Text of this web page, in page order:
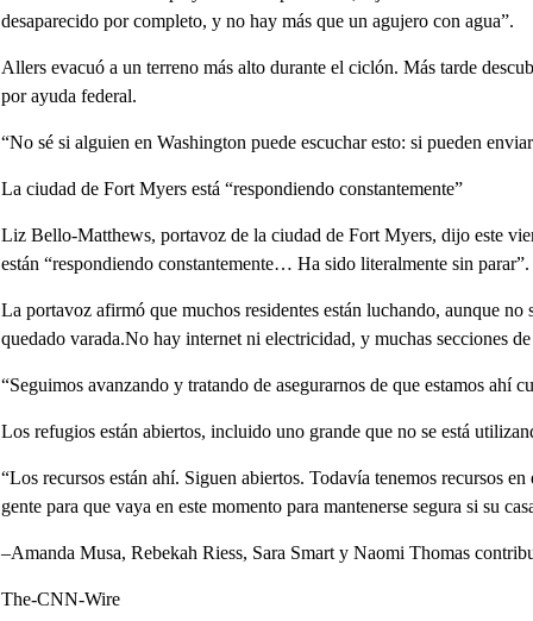
desaparecido por completo, y no hay más que un agujero con agua”.
Allers evacuó a un terreno más alto durante el ciclón. Más tarde
por ayuda federal.
“No sé si alguien en Washington puede escuchar esto: si pueden
La ciudad de Fort Myers está “respondiendo constantemente”
Liz Bello-Matthews, portavoz de la ciudad de Fort Myers, dijo este
están “respondiendo constantemente… Ha sido literalmente sin parar”.
La portavoz afirmó que muchos residentes están luchando, aunque no
quedado varada.No hay internet ni electricidad, y muchas secciones
“Seguimos avanzando y tratando de asegurarnos de que estamos ahí
Los refugios están abiertos, incluido uno grande que no se está
“Los recursos están ahí. Siguen abiertos. Todavía tenemos recursos
gente para que vaya en este momento para mantenerse segura si su
–Amanda Musa, Rebekah Riess, Sara Smart y Naomi Thomas
The-CNN-Wire